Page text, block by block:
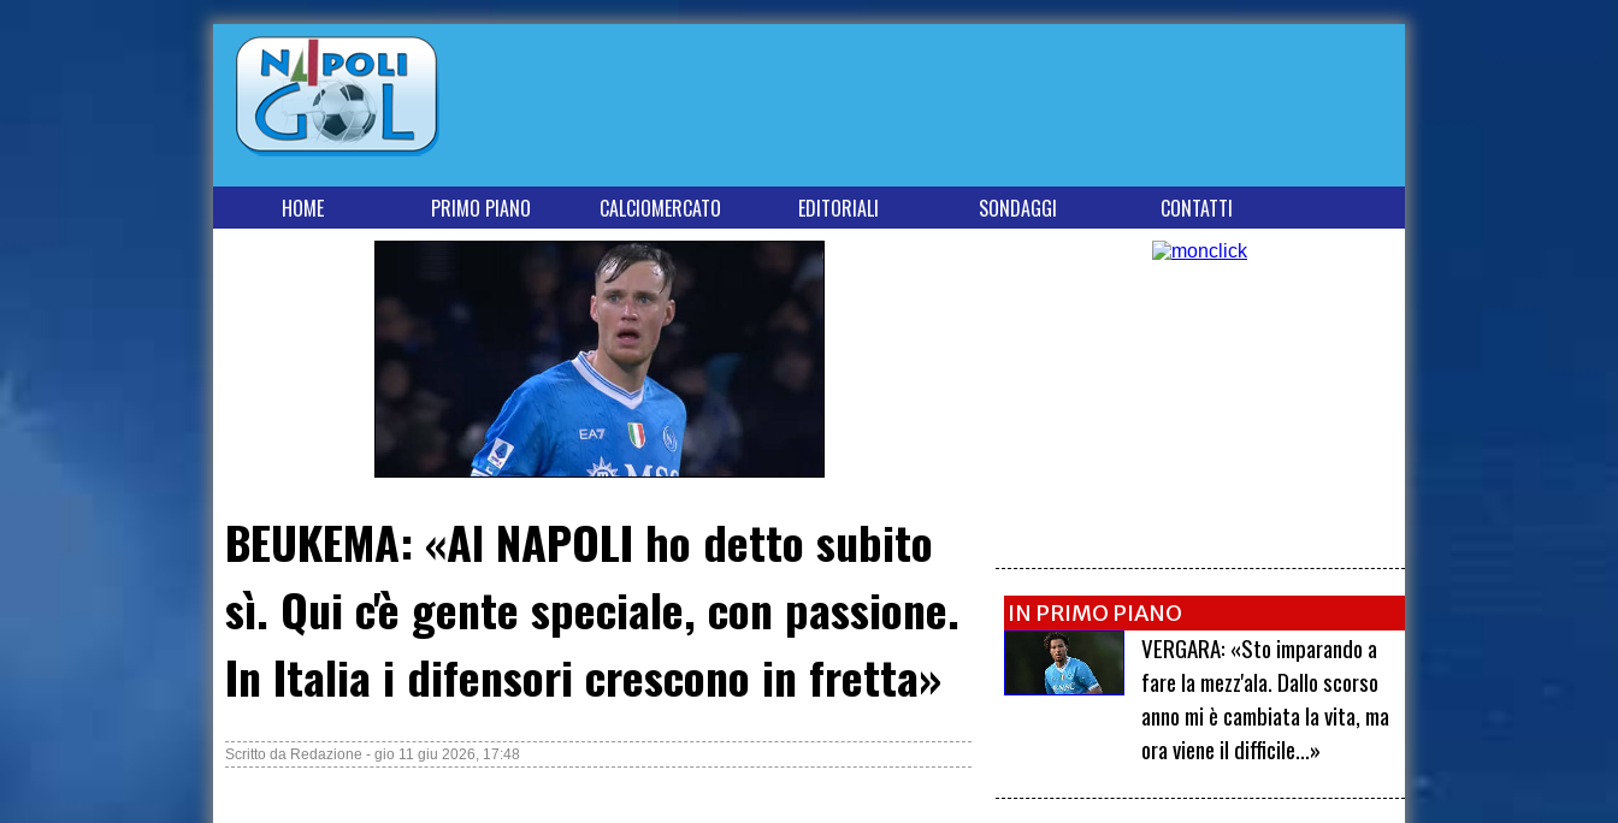
HOME PRIMO PIANO CALCIOMERCATO EDITORIALI SONDAGGI CONTATTI
BEUKEMA: «Al NAPOLI ho detto subito
sì. Qui c'è gente speciale, con passione.
In Italia i difensori crescono in fretta»
Scritto da Redazione - gio 11 giu 2026, 17:48
IN PRIMO PIANO
VERGARA: «Sto imparando a
fare la mezz'ala. Dallo scorso
anno mi è cambiata la vita, ma
ora viene il difficile...»